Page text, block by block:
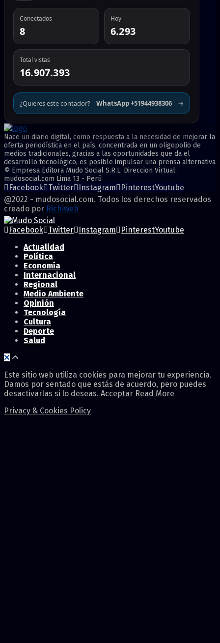
Conectados
8
Hoy
6.293
Total vistas
16.907.393
¿Quieres este contador? WhatsApp +51944938306 →
Nace un diario digital, como respuesta a la necesidad de mejorar la
oferta periodística en el país, concentrada en un oligopolio de
medios tradicionales, gracias a las oportunidades que da el
desarrollo tecnológico, es posible impulsar una prensa alternativa
© Empresa Editora Mudo Social S.R.L. Direccion Virtual:
mudosocial.com Lima 13 - Perú
Facebook Twitter Instagram PinterestYoutube
@2022 - mudosocial.com. Todos los derechos reservados
creado por Richiweb
Facebook Twitter Instagram PinterestYoutube
Actualidad
Política
Economía
Internacional
Regional
Medio Ambiente
Opinión
Tecnología
Cultura
Deporte
Salud
Este sitio web utiliza cookies para mejorar tu experiencia.
Damos por sentado que estás de acuerdo, pero puedes
desactivarlas si lo deseas. Acceptar Read More
Privacy & Cookies Policy